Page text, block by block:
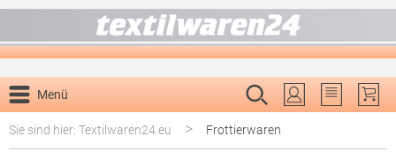
Menü
Du hast 0
Sie sind hier: Textilwaren24.eu
> Frottierwaren